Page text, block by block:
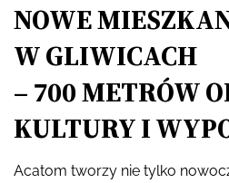
NOWE
W GLIWICACH
– 700 METRÓW
KULTURY I
Acatom tworzy nie tylko